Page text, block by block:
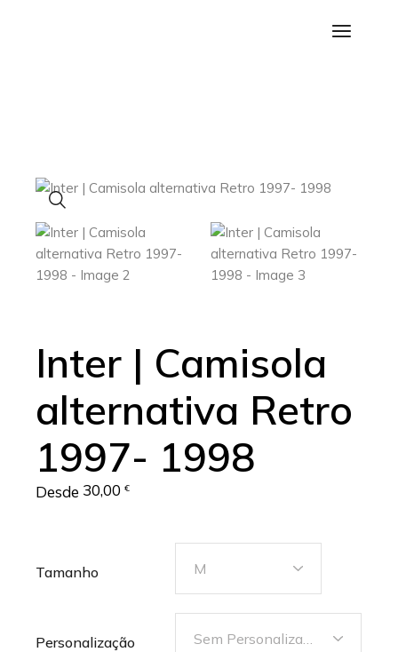
Inter | Camisola
alternativa Retro
1997- 1998
Desde 30,00€
Tamanho M
Personalização Sem Personalização